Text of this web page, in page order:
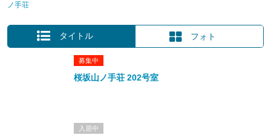
タイトル フォト
募集中
桜坂山ノ手荘 202号室
入居中